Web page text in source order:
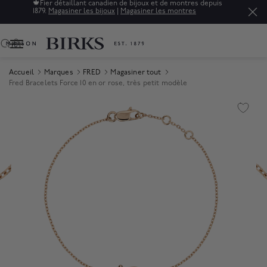
🍁 Fier détaillant canadien de bijoux et de montres depuis
1879. Magasiner les bijoux Magasiner les montres
0
Accueil Marques FRED
Magasiner tout
Fred Bracelets Force 10 en or rose, très petit modèle